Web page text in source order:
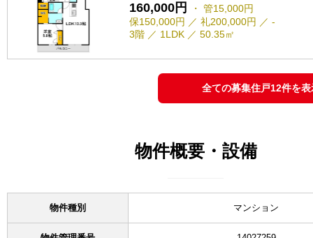
160,000円
・ 管15,000円
保150,000円 ／ 礼200,000円 ／ -
3階 ／ 1LDK ／ 50.35㎡
全ての募集住戸12件を
物件概要・設備
物件種別 マンション